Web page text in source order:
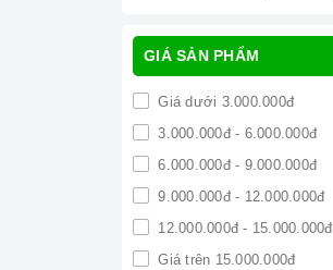
GIÁ SẢN PHẨM
Giá dưới 3.000.000đ
3.000.000đ - 6.000.000đ
6.000.000đ - 9.000.000đ
9.000.000đ - 12.000.000đ
12.000.000đ - 15.000.000đ
Giá trên 15.000.000đ